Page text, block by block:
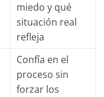
miedo y qué
situación real
refleja
Confía en el
proceso sin
forzar los